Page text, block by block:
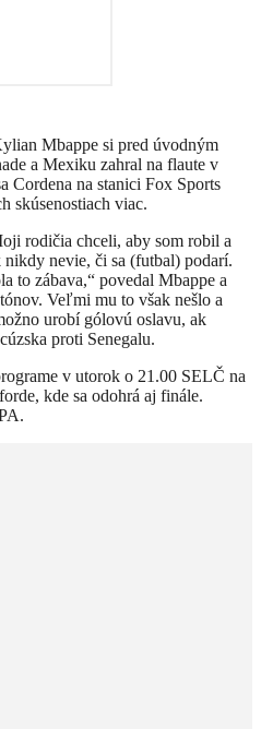
Mbappe si pred úvodným
a Mexiku zahral na flaute v
Cordena na stanici Fox Sports
skúsenostiach viac.
rodičia chceli, aby som robil a
nevie, či sa (futbal) podarí.
to zábava,“ povedal Mbappe a
Veľmi mu to však nešlo a
urobí gólovú oslavu, ak
proti Senegalu.
v utorok o 21.00 SELČ na
kde sa odohrá aj finále.